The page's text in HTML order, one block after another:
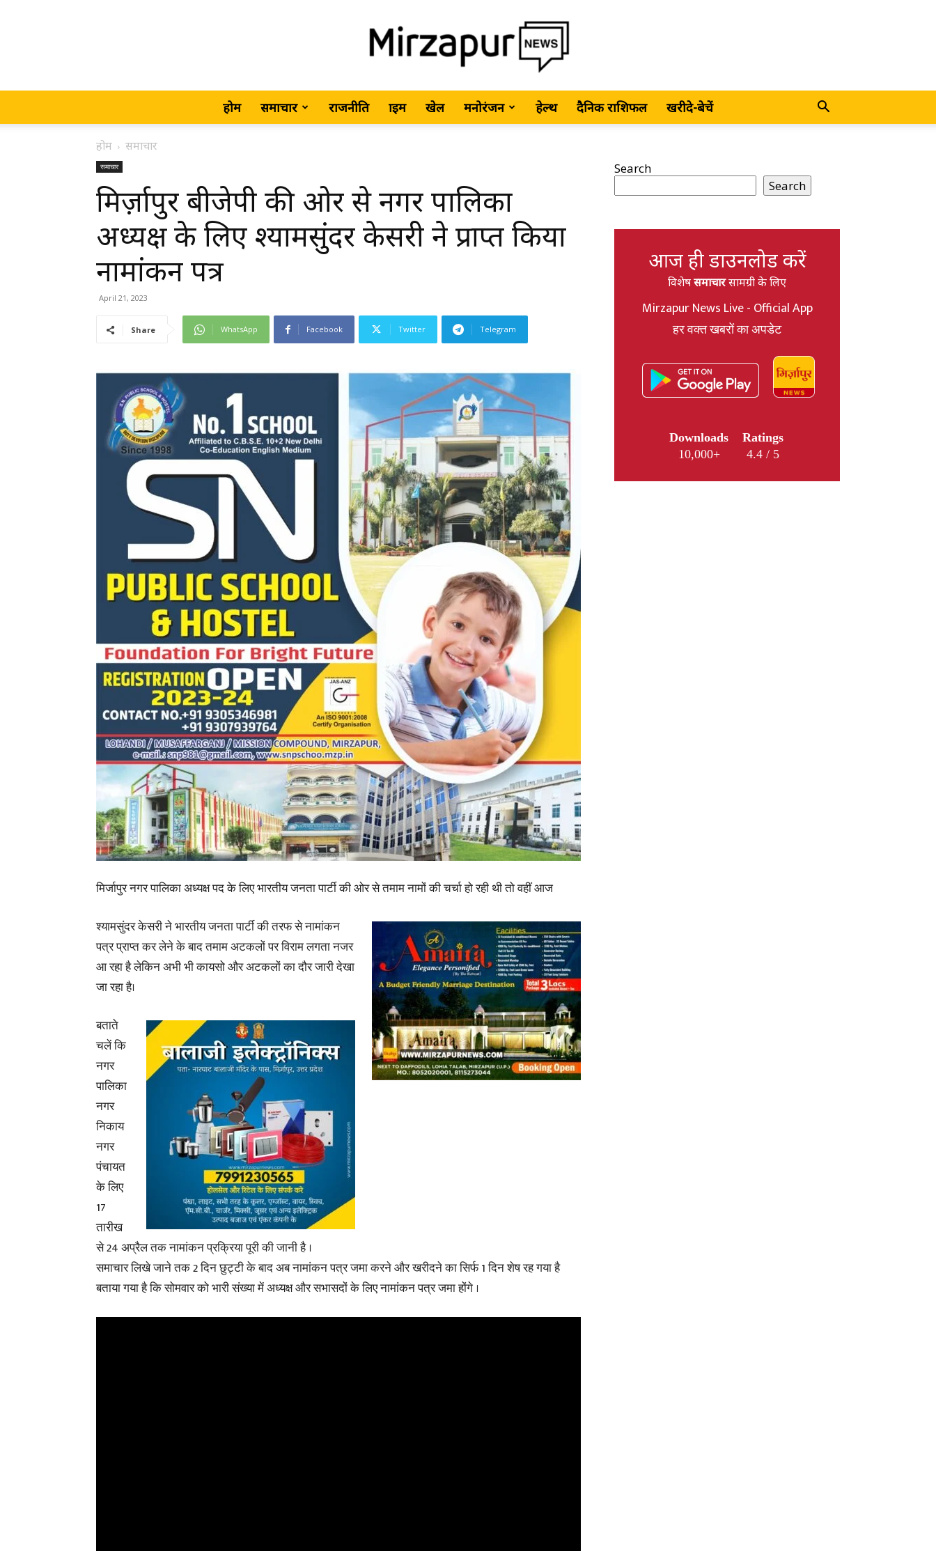
MirzapurNews.com
•
News,
Latest
News
in
Hindi,
Today
Hindi
News
होम समाचार राजनीति क्राइम खेल मनोरंजन हेल्थ दैनिक राशिफल खरीदे-बेचें
होम समाचार
समाचार
मिर्ज़ापुर बीजेपी की ओर से नगर पालिका
अध्यक्ष के लिए श्यामसुंदर केसरी ने प्राप्त किया
नामांकन पत्र
April 21, 2023
Share WhatsApp Facebook Twitter Telegram
मिर्जापुर नगर पालिका अध्यक्ष पद के लिए भारतीय जनता पार्टी की ओर से तमाम नामों की चर्चा हो रही थी तो वहीं आज
श्यामसुंदर केसरी ने भारतीय जनता पार्टी की तरफ से नामांकन
पत्र प्राप्त कर लेने के बाद तमाम अटकलों पर विराम लगता नजर
आ रहा है लेकिन अभी भी कायसो और अटकलों का दौर जारी देखा
जा रहा है।
बताते
चलें कि
नगर
पालिका
नगर
निकाय
नगर
पंचायत
के लिए
17
तारीख
से 24 अप्रैल तक नामांकन प्रक्रिया पूरी की जानी है ।
समाचार लिखे जाने तक 2 दिन छुट्टी के बाद अब नामांकन पत्र जमा करने और खरीदने का सिर्फ 1 दिन शेष रह गया है
बताया गया है कि सोमवार को भारी संख्या में अध्यक्ष और सभासदों के लिए नामांकन पत्र जमा होंगे ।
Search
Search
आज ही डाउनलोड करें
विशेषसमाचारसामग्री के लिए
Mirzapur News Live - Official App
हर वक्त खबरों का अपडेट
Downloads
10,000+
Ratings
4.4 / 5